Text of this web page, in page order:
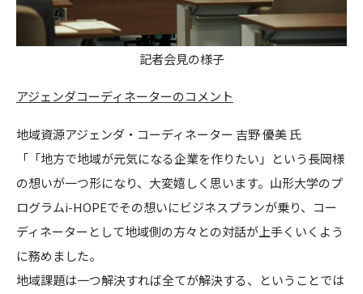
記者会見の様子
アジェンダコーディネーターのコメント
地域資源アジェンダ・コーディネーター 吉野 優美 氏
「「地方で地域が元気になる企業を作りたい」という長岡様
の想いが一つ形になり、大変嬉しく思います。山形大学のプ
ログラムi-HOPEでその想いにビジネスプランが乗り、コー
ディネーターとして地域側の方々との対話が上手くいくよう
に務めました。
地域課題は一つ解決すれば全てが解決する、ということでは